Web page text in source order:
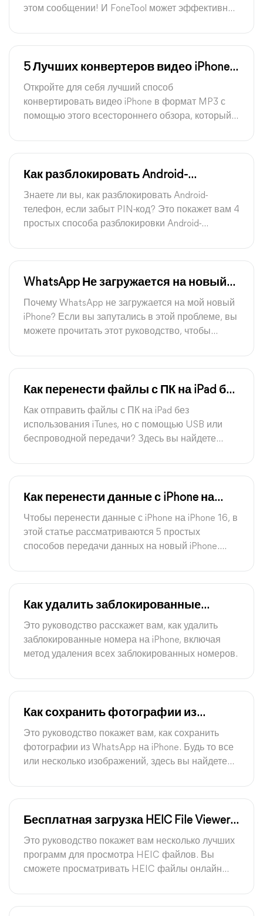
этом сообщении! И FoneTool может эффективно
5 Лучших конвертеров видео iPhone в
MP3 (онлайн и приложения)
Откройте для себя лучший способ
конвертировать видео iPhone в формат MP3 с
помощью этого всестороннего обзора, который
Как разблокировать Android-
телефон, если забыт PIN-код [4
самых простых способа]
Знаете ли вы, как разблокировать Android-
телефон, если забыт PIN-код? Это покажет вам 4
простых способа разблокировки Android-
WhatsApp Не загружается на новый
iPhone 15/16? Как исправить!
Почему WhatsApp не загружается на мой новый
iPhone? Если вы запутались в этой проблеме, вы
можете прочитать этот руководство, чтобы
Как перенести файлы с ПК на iPad без
использования iTunes [Лучшее]
Как отправить файлы с ПК на iPad без
использования iTunes, но с помощью USB или
беспроводной передачи? Здесь вы найдете
Как перенести данные с iPhone на
iPhone 16 | 5 способов
Чтобы перенести данные с iPhone на iPhone 16, в
этой статье рассматриваются 5 простых
способов передачи данных на новый iPhone.
Как удалить заблокированные
номера на iPhone 16/15 быстро
Это руководство расскажет вам, как удалить
заблокированные номера на iPhone, включая
метод удаления всех заблокированных номеров.
Как сохранить фотографии из
WhatsApp на iPhone автоматически/
вручную
Это руководство покажет вам, как сохранить
фотографии из WhatsApp на iPhone. Будь то все
или несколько изображений, здесь вы найдете
Бесплатная загрузка HEIC File Viewer |
Windows 11, 10, 8, 7
Это руководство покажет вам несколько лучших
программ для просмотра HEIC файлов. Вы
сможете просматривать HEIC файлы онлайн